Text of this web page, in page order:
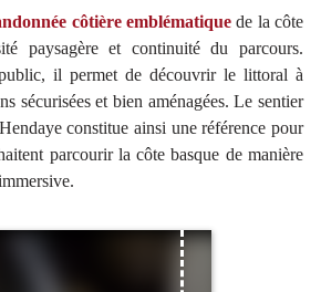
côtière emblématique de la côte
paysagère et continuité du parcours.
il permet de découvrir le littoral à
sécurisées et bien aménagées. Le sentier
constitue ainsi une référence pour
parcourir la côte basque de manière